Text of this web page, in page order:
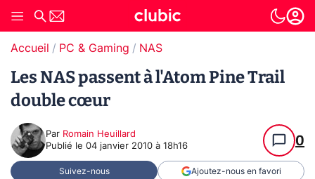
Accueil PC & Gaming NAS
Les NAS passent à l'Atom Pine Trail
double cœur
Par Romain Heuillard
Publié le 04 janvier 2010 à 18h16 0
Suivez-nous Ajoutez-nous en favori